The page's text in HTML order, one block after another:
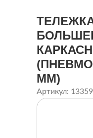
(ПНЕВМО
ММ)
Артикул: